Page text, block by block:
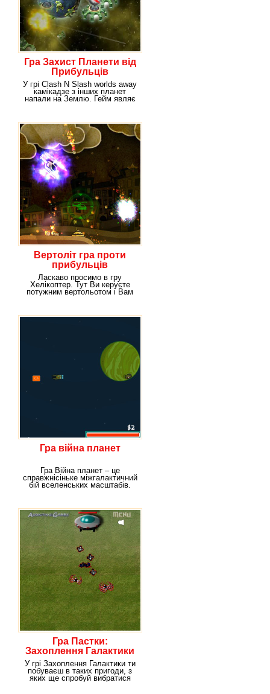
Гра Захист Планети від
Прибульців
У грі Clash N Slash worlds away
камікадзе з інших планет
напали на Землю. Гейм являє
Вертоліт гра проти
прибульців
Ласкаво просимо в гру
Хелікоптер. Тут Ви керуєте
потужним вертольотом і Вам
Гра війна планет
Гра Війна планет – це
справжнісіньке міжгалактичний
бій вселенських масштабів.
Гра Пастки:
Захоплення Галактики
У грі Захоплення Галактики ти
побуваєш в таких пригоди, з
яких ще спробуй вибратися